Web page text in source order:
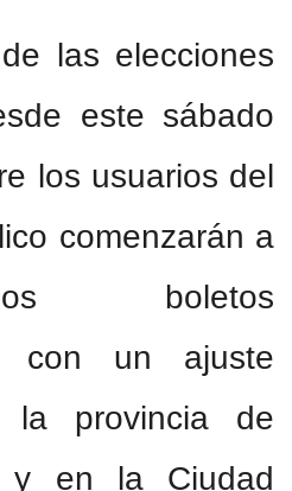
las elecciones
este sábado
los usuarios del
comenzarán a
boletos
con un ajuste
provincia de
y en la Ciudad